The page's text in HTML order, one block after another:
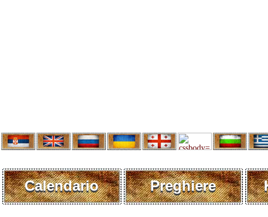
Calendario Preghiere